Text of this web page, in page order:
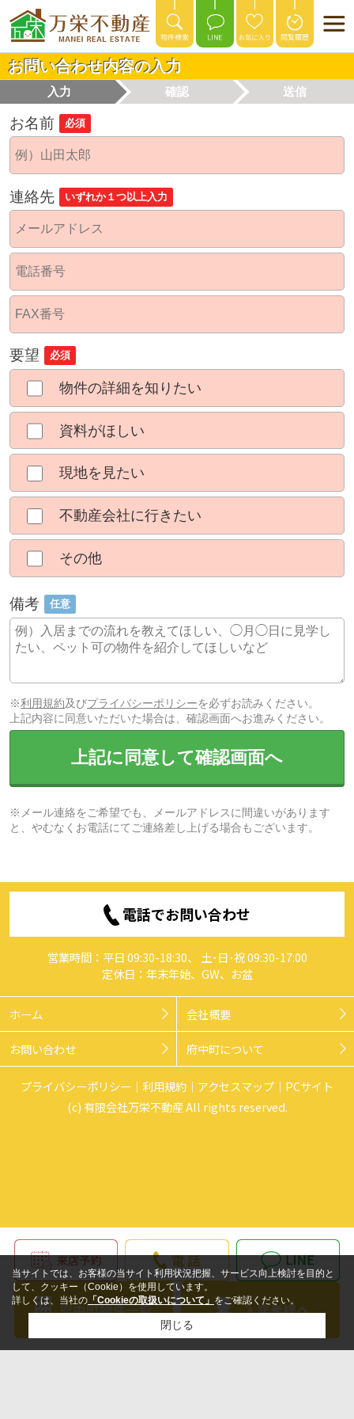
お問い合わせ内容の入力
入力 確認 送信
お名前 必須
連絡先 いずれか１つ以上入力
要望 必須
物件の詳細を知りたい
資料がほしい
現地を見たい
不動産会社に行きたい
その他
備考 任意
※利用規約及びプライバシーポリシーを必ずお読みください。
上記内容に同意いただいた場合は、確認画面へお進みください。
上記に同意して確認画面へ
※メール連絡をご希望でも、メールアドレスに間違いがあります
と、やむなくお電話にてご連絡差し上げる場合もございます。
電話でお問い合わせ
営業時間：平日 09:30-18:30、 土･日･祝 09:30-17:00
定休日：年末年始、GW、お盆
ホーム 会社概要
お問い合わせ 府中町について
プライバシーポリシー 利用規約 アクセスマップ
PCサイト
(c) 有限会社万栄不動産 All rights reserved.
当サイトでは、お客様の当サイト利用状況把握、サービス向上検討を目的と
して、クッキー（Cookie）を使用しています。
詳しくは、当社の 「Cookieの取扱いについて」 をご確認ください。
閉じる